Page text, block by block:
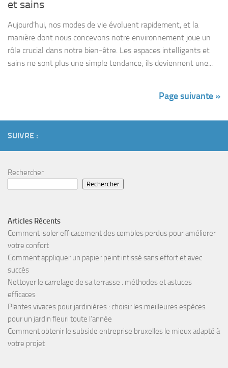
et sains
Aujourd’hui, nos modes de vie évoluent rapidement, et la
manière dont nous concevons notre environnement joue un
rôle crucial dans notre bien-être. Les espaces intelligents et
sains ne sont plus une simple tendance; ils deviennent une...
Page suivante »
SUIVRE :
Rechercher
Rechercher
Articles Récents
Comment isoler efficacement des combles perdus pour améliorer
votre confort
Comment appliquer un papier peint intissé sans effort et avec
succès
Nettoyer le carrelage de sa terrasse : méthodes et astuces
efficaces
Plantes vivaces pour jardinières : choisir les meilleures espèces
pour un jardin fleuri toute l’année
Comment obtenir le subside entreprise bruxelles le mieux adapté à
votre projet